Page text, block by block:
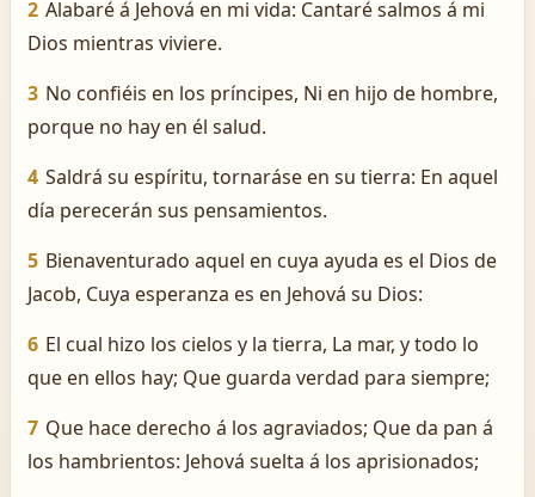
2 Alabaré á Jehová en mi vida: Cantaré salmos á mi
Dios mientras viviere.
3 No confiéis en los príncipes, Ni en hijo de hombre,
porque no hay en él salud.
4 Saldrá su espíritu, tornaráse en su tierra: En aquel
día perecerán sus pensamientos.
5 Bienaventurado aquel en cuya ayuda es el Dios de
Jacob, Cuya esperanza es en Jehová su Dios:
6 El cual hizo los cielos y la tierra, La mar, y todo lo
que en ellos hay; Que guarda verdad para siempre;
7 Que hace derecho á los agraviados; Que da pan á
los hambrientos: Jehová suelta á los aprisionados;